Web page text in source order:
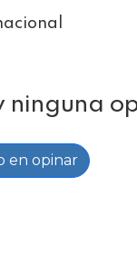
ninguna
en opinar